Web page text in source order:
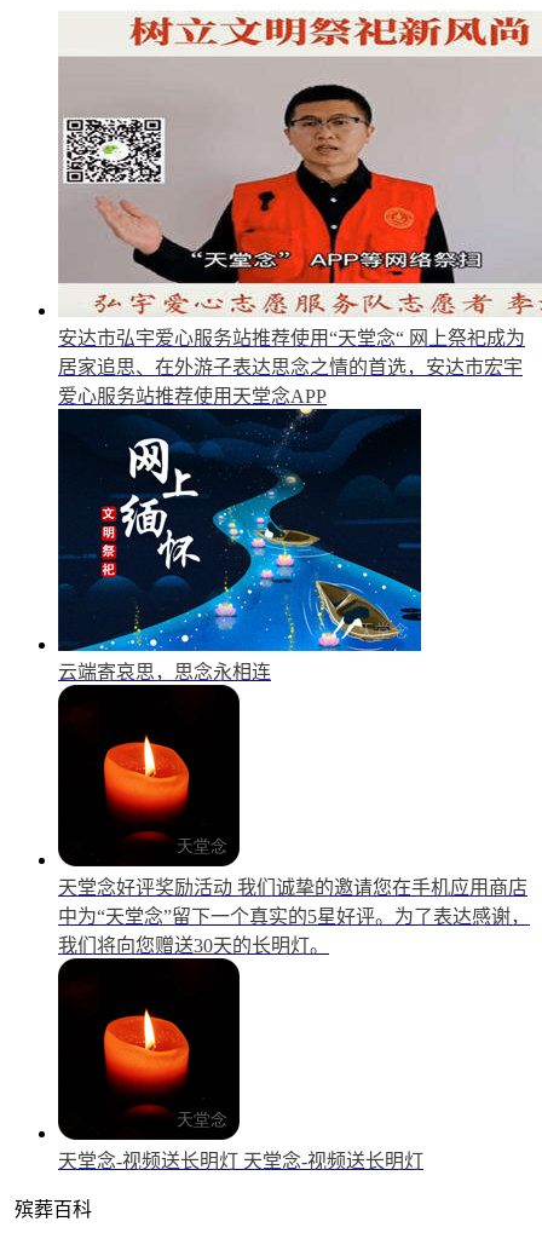
安达市弘宇爱心服务站推荐使用“天堂念“ 网上祭祀成为
居家追思、在外游子表达思念之情的首选，安达市宏宇
爱心服务站推荐使用天堂念APP
云端寄哀思，思念永相连
天堂念好评奖励活动 我们诚挚的邀请您在手机应用商店
中为“天堂念”留下一个真实的5星好评。为了表达感谢，
我们将向您赠送30天的长明灯。
天堂念-视频送长明灯 天堂念-视频送长明灯
殡葬百科